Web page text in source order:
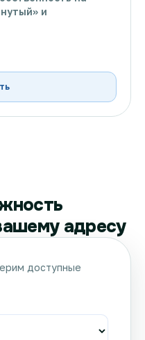
и
адресу
доступные